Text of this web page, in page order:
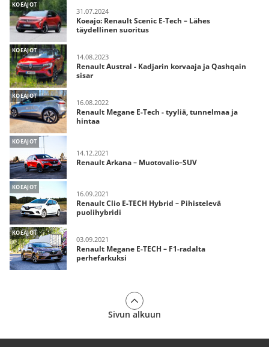
KOEAJOT
31.07.2024
Koeajo: Renault Scenic E-Tech – Lähes
täydellinen suoritus
KOEAJOT
14.08.2023
Renault Austral - Kadjarin korvaaja ja Qashqain
sisar
KOEAJOT
16.08.2022
Renault Megane E-Tech - tyyliä, tunnelmaa ja
hintaa
KOEAJOT
14.12.2021
Renault Arkana – Muotovalio–SUV
KOEAJOT
16.09.2021
Renault Clio E-TECH Hybrid – Pihistelevä
puolihybridi
KOEAJOT
03.09.2021
Renault Megane E-TECH – F1-radalta
perhefarkuksi
Sivun alkuun